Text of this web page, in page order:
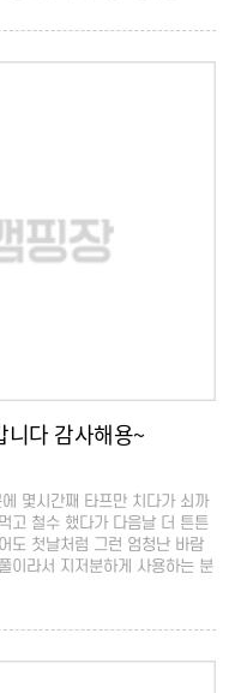
니다 감사해용~
몇시간째 타프만 치다가 쇠까
고 철수 했다가 다음날 더 튼튼
도 첫날처럼 그런 엄청난 바람
이라서 지저분하게 사용하는 분